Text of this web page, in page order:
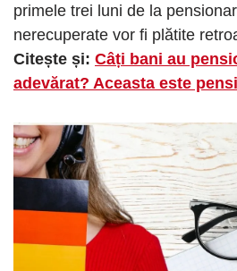
primele trei luni de la
nerecuperate vor fi plătite
Citește și: Câți bani au
adevărat? Aceasta este